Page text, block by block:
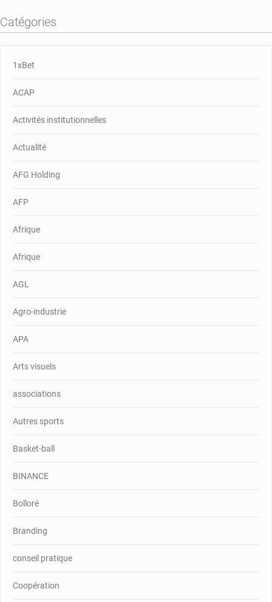
Catégories
1xBet
ACAP
Activités institutionnelles
Actualité
AFG Holding
AFP
Afrique
Afrique
AGL
Agro-industrie
APA
Arts visuels
associations
Autres sports
Basket-ball
BINANCE
Bolloré
Branding
conseil pratique
Coopération